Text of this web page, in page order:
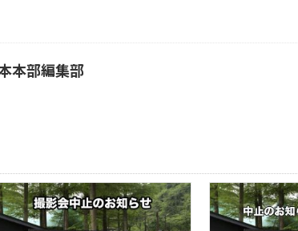
本部編集部